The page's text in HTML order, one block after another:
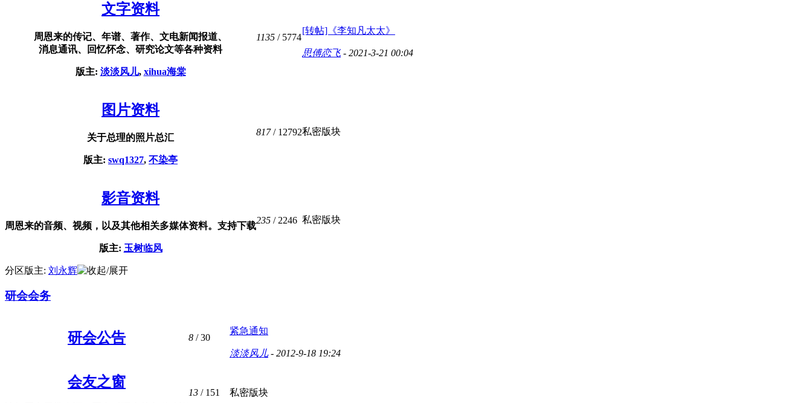
文字资料
周恩来的传记、年谱、著作、文电新闻报道、
消息通讯、回忆怀念、研究论文等各种资料
版主: 淡淡风儿, xihua海棠
1135 / 5774
[转帖]《李知凡太太》
思傅恋飞 - 2021-3-21 00:04
图片资料
关于总理的照片总汇
版主: swq1327, 不染亭
817/ 12792私密版块
影音资料
周恩来的音频、视频，以及其他相关多媒体资料。支持下载
版主: 玉树临风
235 / 2246 私密版块
分区版主: 刘永辉
研会会务
研会公告 8 / 30
紧急通知
淡淡风儿- 2012-9-18 19:24
会友之窗
13 / 151 私密版块